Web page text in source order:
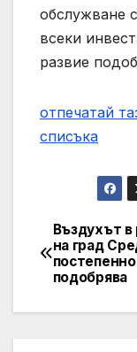
обслужване
всеки
развие
отпечатай
списъка
Post
Въздухът в
на град
подобрява